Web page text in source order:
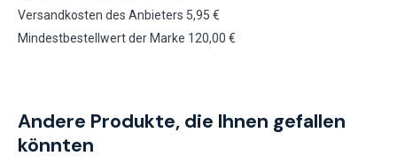
Versandkosten des Anbieters 5,95 €
Mindestbestellwert der Marke 120,00 €
Andere Produkte, die Ihnen gefallen
könnten